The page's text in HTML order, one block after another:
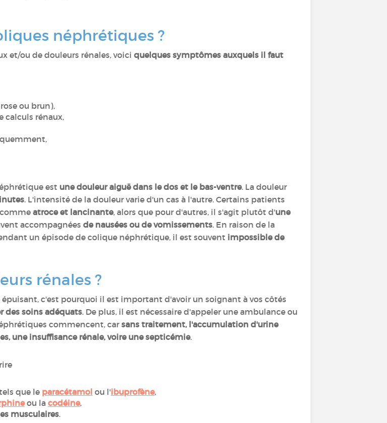
néphrétiques ?
et/ou de douleurs rénales, voici quelques symptômes auxquels il faut
ou brun),
calculs rénaux,
est une douleur aiguë dans le dos et le bas-ventre. La douleur
. L'intensité de la douleur varie d'un cas à l'autre. Certains patients
atroce et lancinante, alors que pour d'autres, il s'agit plutôt d'une
accompagnées de nausées ou de vomissements. En raison de la
un épisode de colique néphrétique, il est souvent impossible de
rénales ?
c'est pourquoi il est important d'avoir un soignant à vos côtés
des soins adéquats. De plus, il est nécessaire d'appeler une ambulance ou
commencent, carsans traitement, l'accumulation d'urine
une insuffisance rénale, voire une septicémie.
que le paracétamol ou l'ibuprofène,
ou la codéine,
musculaires.